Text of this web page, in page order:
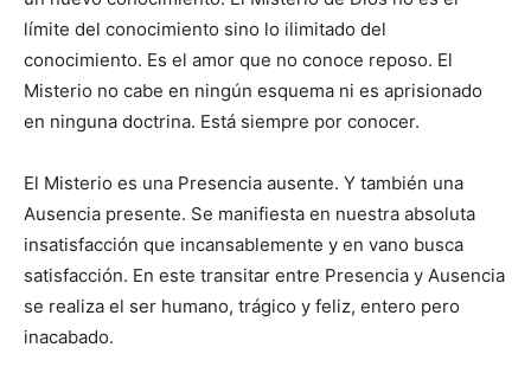
límite del conocimiento sino lo ilimitado del
conocimiento. Es el amor que no conoce reposo. El
Misterio no cabe en ningún esquema ni es aprisionado
en ninguna doctrina. Está siempre por conocer.
El Misterio es una Presencia ausente. Y también una
Ausencia presente. Se manifiesta en nuestra absoluta
insatisfacción que incansablemente y en vano busca
satisfacción. En este transitar entre Presencia y Ausencia
se realiza el ser humano, trágico y feliz, entero pero
inacabado.